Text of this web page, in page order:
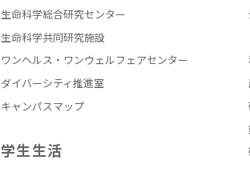
生命科学総合研究センター
生命科学共同研究施設
ワンヘルス・ワンウェルフェアセンター
ダイバーシティ推進室
キャンパスマップ
学生生活